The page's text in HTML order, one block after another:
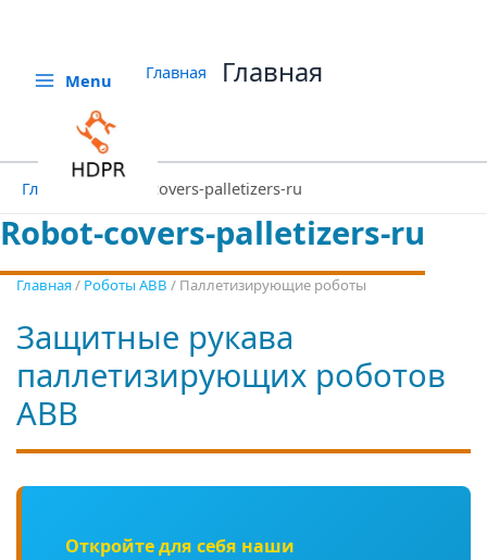
Menu
Главная Главная
Главная Robot-covers-palletizers-ru
Robot-covers-palletizers-ru
Главная/ Роботы ABB / Паллетизирующие роботы
Защитные рукава
паллетизирующих роботов
ABB
Откройте для себя наши